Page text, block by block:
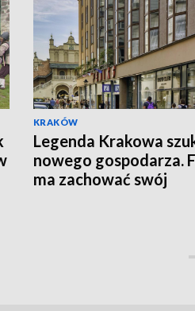
KRAKÓW
Legenda Krakowa
nowego gospodarza.
ma zachować swój